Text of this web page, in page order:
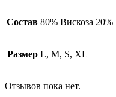
Состав 80% Вискоза
Размер L, M, S, XL
Отзывов пока нет.